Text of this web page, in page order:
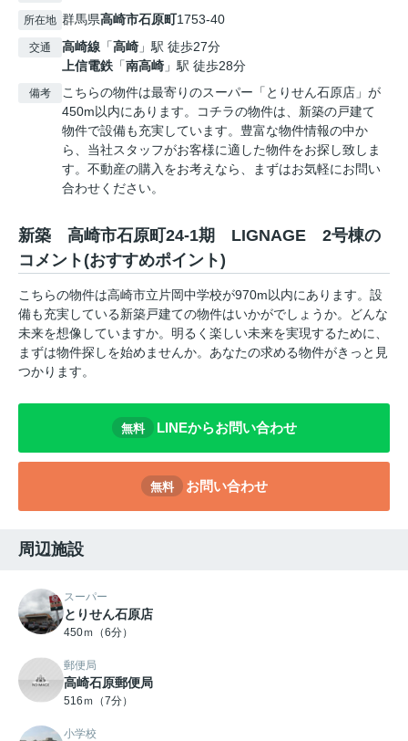
所在地 群馬県高崎市石原町1753-40
交通 高崎線 「高崎 」駅 徒歩27分
上信電鉄 「南高崎 」駅 徒歩28分
備考
こちらの物件は最寄りのスーパー「とりせん石原店」が
450m以内にあります。コチラの物件は、新築の戸建て
物件で設備も充実しています。豊富な物件情報の中か
ら、当社スタッフがお客様に適した物件をお探し致しま
す。不動産の購入をお考えなら、まずはお気軽にお問い
合わせください。
新築 高崎市石原町24-1期 LIGNAGE 2号棟の
コメント(おすすめポイント)
こちらの物件は高崎市立片岡中学校が970m以内にあります。設
備も充実している新築戸建ての物件はいかがでしょうか。どんな
未来を想像していますか。明るく楽しい未来を実現するために、
まずは物件探しを始めませんか。あなたの求める物件がきっと見
つかります。
無料 LINEからお問い合わせ
無料 お問い合わせ
周辺施設
スーパー
とりせん石原店
450ｍ（6分）
郵便局
高崎石原郵便局
516ｍ（7分）
小学校